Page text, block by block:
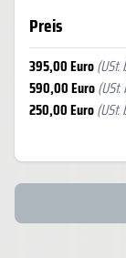
Preis
395,00 Euro
590,00 Euro
250,00 Euro